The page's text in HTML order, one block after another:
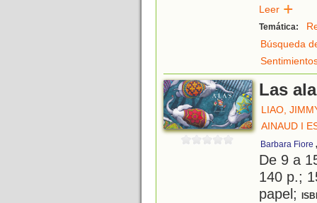
Leer
Temática:
Búsqueda
Las
LIAO,
AINAUD I
Barbara Fiore
De 9 a
140 p.;
papel;